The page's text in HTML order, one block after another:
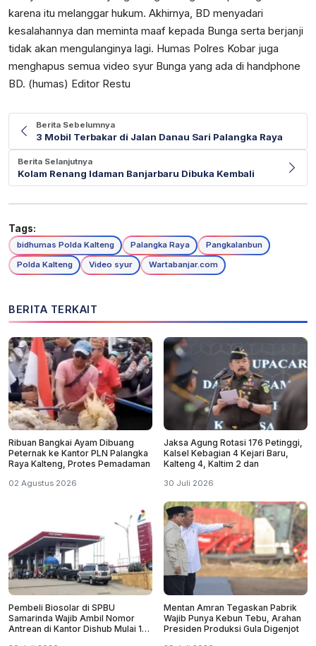
karena itu melanggar hukum. Akhirnya, BD menyadari
kesalahannya dan meminta maaf kepada Bunga serta berjanji
tidak akan mengulanginya lagi. Humas Polres Kobar juga
menghapus semua video syur Bunga yang ada di handphone
BD. (humas) Editor Restu
Berita Sebelumnya
3 Mobil Terbakar di Jalan Danau Sari Palangka Raya
Berita Selanjutnya
Kolam Renang Idaman Banjarbaru Dibuka Kembali
Tags:
bidhumas Polda Kalteng Palangka Raya
Pangkalanbun
Polda Kalteng
Video syur Wartabanjar.com
BERITA TERKAIT
Ribuan Bangkai Ayam Dibuang
Peternak ke Kantor PLN Palangka
Raya Kalteng, Protes Pemadaman
02 Agustus 2026
Jaksa Agung Rotasi 176 Petinggi,
Kalsel Kebagian 4 Kejari Baru,
Kalteng 4, Kaltim 2 dan
30 Juli 2026
Pembeli Biosolar di SPBU
Samarinda Wajib Ambil Nomor
Antrean di Kantor Dishub Mulai 1
Mentan Amran Tegaskan Pabrik
Wajib Punya Kebun Tebu, Arahan
Presiden Produksi Gula Digenjot